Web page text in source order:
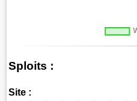
Sploits :
Site :